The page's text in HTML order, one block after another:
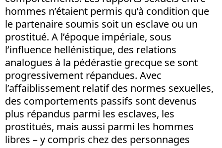
hommes n’étaient permis qu’à condition que
le partenaire soumis soit un esclave ou un
prostitué. A l’époque impériale, sous
l’influence hellénistique, des relations
analogues à la pédérastie grecque se sont
progressivement répandues. Avec
l’affaiblissement relatif des normes sexuelles,
des comportements passifs sont devenus
plus répandus parmi les esclaves, les
prostitués, mais aussi parmi les hommes
libres – y compris chez des personnages